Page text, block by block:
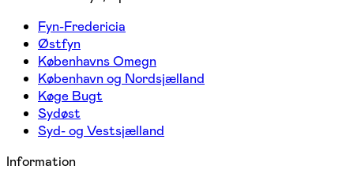
Fyn-Fredericia
Østfyn
Københavns Omegn
København og Nordsjælland
Køge Bugt
Sydøst
Syd- og Vestsjælland
Information